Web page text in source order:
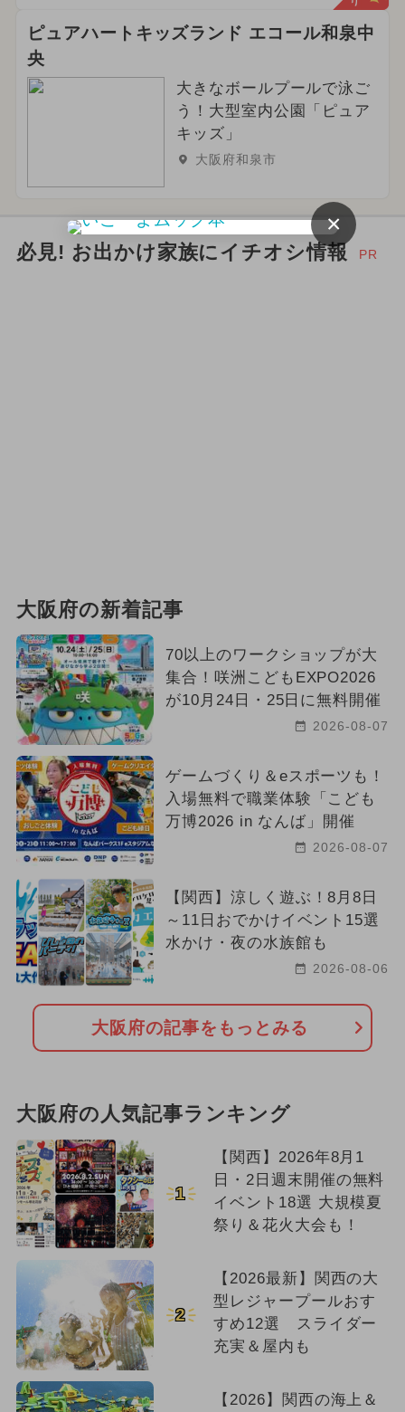
ピュアハートキッズランド エコール和泉中
央
大きなボールプールで泳ご
う！大型室内公園「ピュア
キッズ」
大阪府和泉市
必見! お出かけ家族にイチオシ情報 PR
大阪府の新着記事
70以上のワークショップが大
集合！咲洲こどもEXPO2026
が10月24日・25日に無料開催
2026-08-07
ゲームづくり＆eスポーツも！
入場無料で職業体験「こども
万博2026 in なんば」開催
2026-08-07
【関西】涼しく遊ぶ！8月8日
～11日おでかけイベント15選
水かけ・夜の水族館も
2026-08-06
大阪府の記事をもっとみる
大阪府の人気記事ランキング
1
【関西】2026年8月1
日・2日週末開催の無料
イベント18選 大規模夏
祭り＆花火大会も！
2
【2026最新】関西の大
型レジャープールおす
すめ12選 スライダー
充実＆屋内も
【2026】関西の海上＆
×